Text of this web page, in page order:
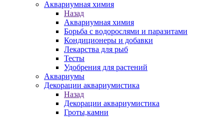
Аквариумная химия
Назад
Аквариумная химия
Борьба с водорослями и паразитами
Кондиционеры и добавки
Лекарства для рыб
Тесты
Удобрения для растений
Аквариумы
Декорации аквариумистика
Назад
Декорации аквариумистика
Гроты,камни